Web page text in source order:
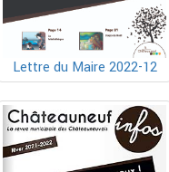
Lettre du Maire 2022-12